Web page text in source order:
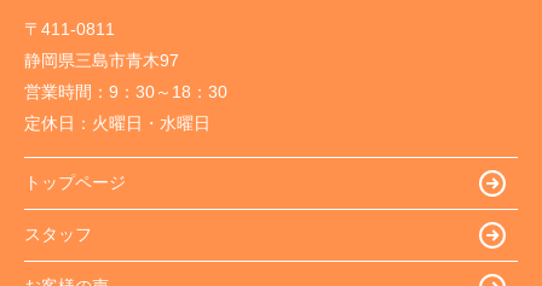
〒411-0811
静岡県三島市青木97
営業時間： 9：30～18：30
定休日： 火曜日・水曜日
トップページ
スタッフ